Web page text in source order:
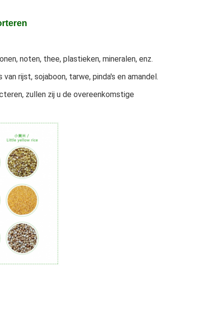
noten, thee, plastieken, mineralen, enz.
rijst, sojaboon, tarwe, pinda's en amandel.
zullen zij u de overeenkomstige